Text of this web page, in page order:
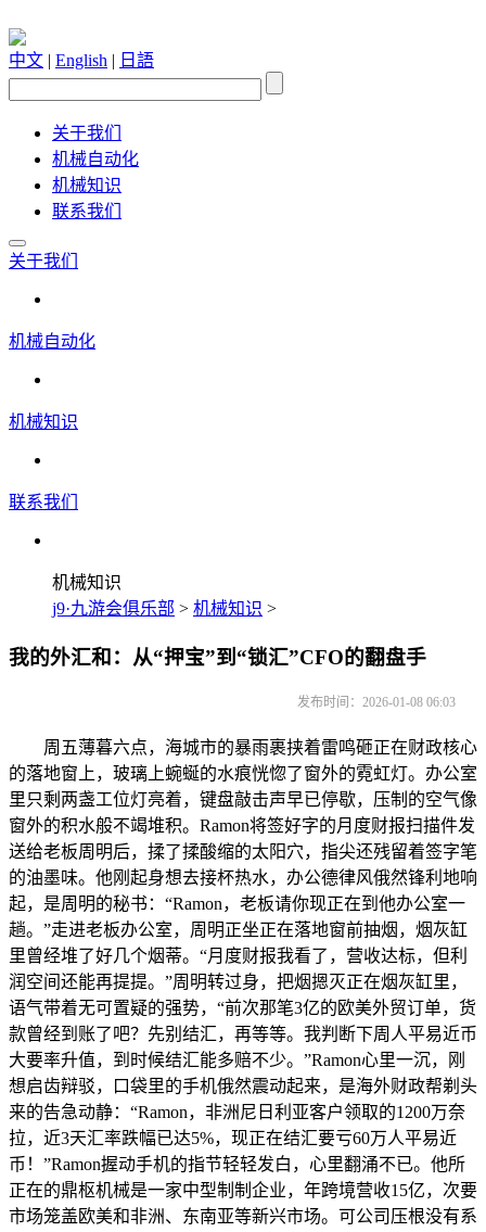
中文 | English | 日語
关于我们
机械自动化
机械知识
联系我们
关于我们
机械自动化
机械知识
联系我们
机械知识
j9·九游会俱乐部 > 机械知识 >
我的外汇和：从“押宝”到“锁汇”CFO的翻盘手
发布时间：2026-01-08 06:03
周五薄暮六点，海城市的暴雨裹挟着雷鸣砸正在财政核心
的落地窗上，玻璃上蜿蜒的水痕恍惚了窗外的霓虹灯。办公室
里只剩两盏工位灯亮着，键盘敲击声早已停歇，压制的空气像
窗外的积水般不竭堆积。Ramon将签好字的月度财报扫描件发
送给老板周明后，揉了揉酸缩的太阳穴，指尖还残留着签字笔
的油墨味。他刚起身想去接杯热水，办公德律风俄然锋利地响
起，是周明的秘书：“Ramon，老板请你现正在到他办公室一
趟。”走进老板办公室，周明正坐正在落地窗前抽烟，烟灰缸
里曾经堆了好几个烟蒂。“月度财报我看了，营收达标，但利
润空间还能再提提。”周明转过身，把烟摁灭正在烟灰缸里，
语气带着无可置疑的强势，“前次那笔3亿的欧美外贸订单，货
款曾经到账了吧？先别结汇，再等等。我判断下周人平易近币
大要率升值，到时候结汇能多赔不少。”Ramon心里一沉，刚
想启齿辩驳，口袋里的手机俄然震动起来，是海外财政帮剃头
来的告急动静：“Ramon，非洲尼日利亚客户领取的1200万奈
拉，近3天汇率跌幅已达5%，现正在结汇要亏60万人平易近
币！”Ramon握动手机的指节轻轻发白，心里翻涌不已。他所
正在的鼎枢机械是一家中型制制企业，年跨境营收15亿，次要
市场笼盖欧美和非洲、东南亚等新兴市场。可公司压根没有系